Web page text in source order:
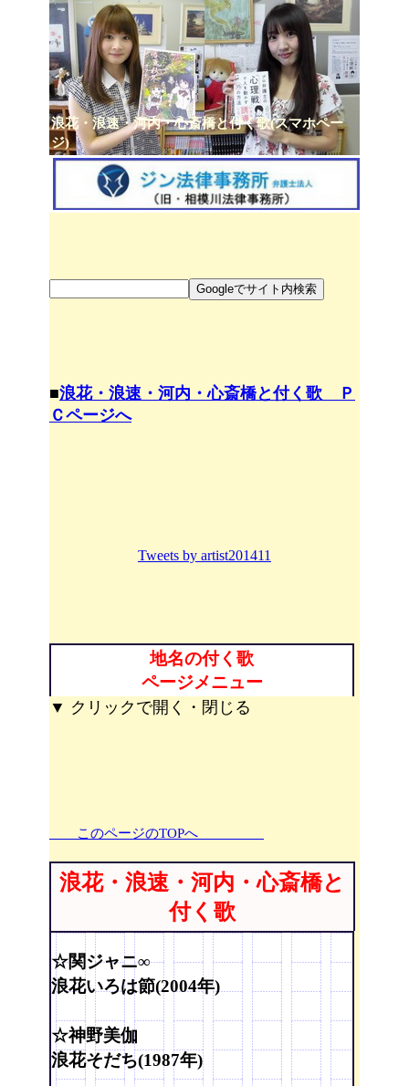
浪花・浪速・河内・心斎橋と付く歌(スマホペー
ジ)
■浪花・浪速・河内・心斎橋と付く歌 Ｐ
Ｃページへ
Tweets by artist201411
地名の付く歌
ページメニュー
▼ クリックで開く・閉じる
このページのTOPへ
浪花・浪速・河内・心斎橋と
付く歌
☆関ジャニ∞
浪花いろは節(2004年)
☆神野美伽
浪花そだち(1987年)